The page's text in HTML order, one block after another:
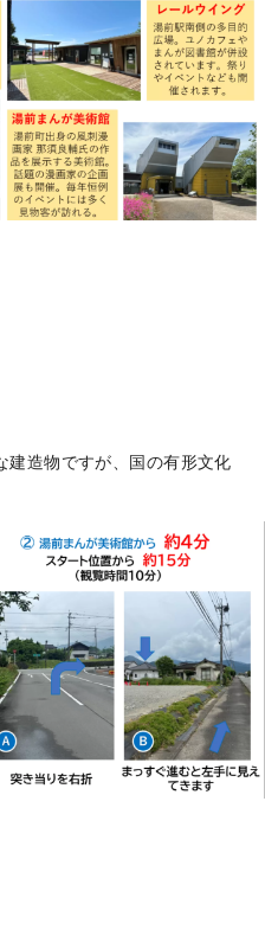
建造物ですが、国の有形文化